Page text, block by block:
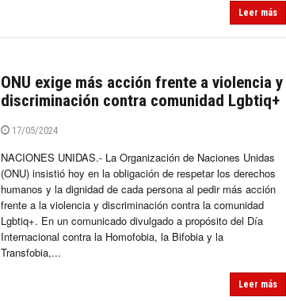
Leer más
ONU exige más acción frente a violencia y
discriminación contra comunidad Lgbtiq+
17/05/2024
NACIONES UNIDAS.- La Organización de Naciones Unidas
(ONU) insistió hoy en la obligación de respetar los derechos
humanos y la dignidad de cada persona al pedir más acción
frente a la violencia y discriminación contra la comunidad
Lgbtiq+. En un comunicado divulgado a propósito del Día
Internacional contra la Homofobia, la Bifobia y la
Transfobia,...
Leer más